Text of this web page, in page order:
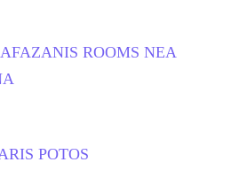
ROOMS NEA
POTOS